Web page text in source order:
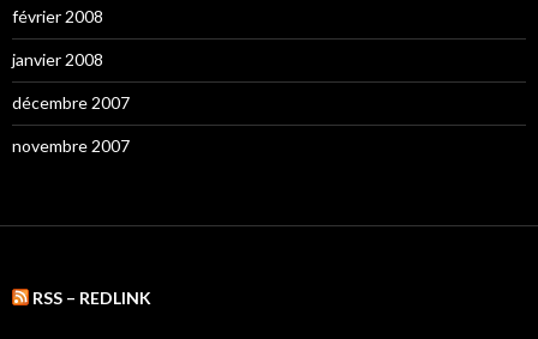
février 2008
janvier 2008
décembre 2007
novembre 2007
RSS – REDLINK